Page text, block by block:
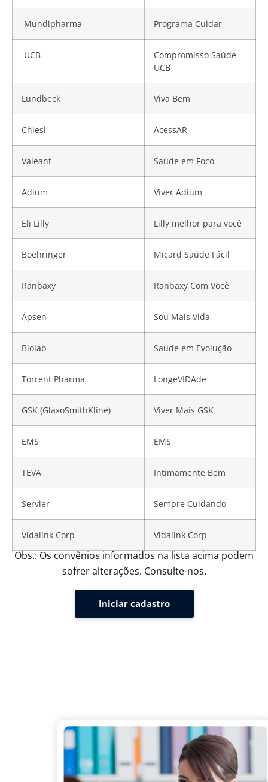
Mundipharma Programa Cuidar
UCB
Compromisso Saúde
UCB
Lundbeck Viva Bem
Chiesi AcessAR
Valeant Saúde em Foco
Adium Viver Adium
Eli Lilly Lilly melhor para você
Boehringer Micard Saúde Fácil
Ranbaxy Ranbaxy Com Você
Ápsen Sou Mais Vida
Biolab Saude em Evolução
Torrent Pharma LongeVIDAde
GSK (GlaxoSmithKline) Viver Mais GSK
EMS EMS
TEVA Intimamente Bem
Servier Sempre Cuidando
Vidalink Corp Vidalink Corp
Obs.: Os convênios informados na lista acima podem
sofrer alterações. Consulte-nos.
Iniciar cadastro